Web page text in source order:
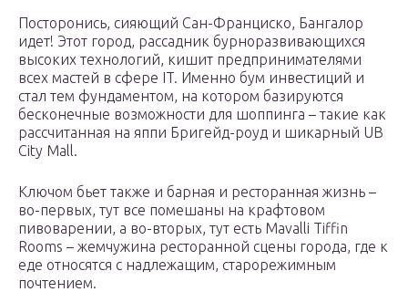
Посторонись, сияющий Сан-Франциско, Бангалор
идет! Этот город, рассадник бурноразвивающихся
высоких технологий, кишит предпринимателями
всех мастей в сфере IT. Именно бум инвестиций и
стал тем фундаментом, на котором базируются
бесконечные возможности для шоппинга – такие как
рассчитанная на яппи Бригейд-роуд и шикарный UB
City Mall.
Ключом бьет также и барная и ресторанная жизнь –
во-первых, тут все помешаны на крафтовом
пивоварении, а во-вторых, тут есть Mavalli Tiffin
Rooms – жемчужина ресторанной сцены города, где к
еде относятся с надлежащим, старорежимным
почтением.